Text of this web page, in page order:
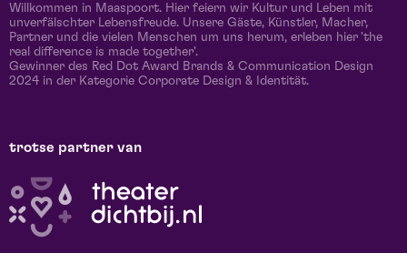
Willkommen in Maaspoort. Hier feiern wir Kultur und Leben mit
unverfälschter Lebensfreude. Unsere Gäste, Künstler, Macher,
Partner und die vielen Menschen um uns herum, erleben hier 'the
real difference is made together'.
Gewinner des Red Dot Award Brands & Communication Design
2024 in der Kategorie Corporate Design & Identität.
trotse partner van